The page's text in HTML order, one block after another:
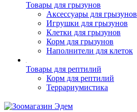
Товары для грызунов
Аксессуары для грызунов
Игрушки для грызунов
Клетки для грызунов
Корм для грызунов
Наполнители для клеток
Товары для рептилий
Корм для рептилий
Террариумистика